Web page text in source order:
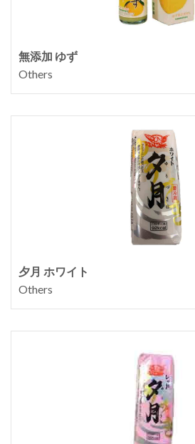
無添加 ゆず
Others
夕月 ホワイト
Others